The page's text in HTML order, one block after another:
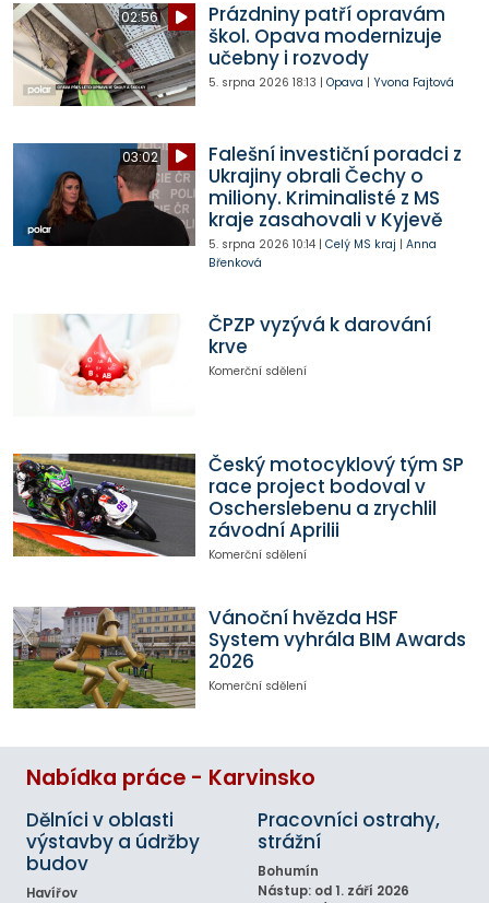
02:56
Prázdniny patří opravám
škol. Opava modernizuje
učebny i rozvody
5. srpna 2026 18:13 | Opava | Yvona Fajtová
03:02
Falešní investiční poradci z
Ukrajiny obrali Čechy o
miliony. Kriminalisté z MS
kraje zasahovali v Kyjevě
5. srpna 2026 10:14| Celý MS kraj | Anna
Břenková
ČPZP vyzývá k darování
krve
Komerční sdělení
Český motocyklový tým SP
race project bodoval v
Oscherslebenu a zrychlil
závodní Aprilii
Komerční sdělení
Vánoční hvězda HSF
System vyhrála BIM Awards
2026
Komerční sdělení
Nabídka práce - Karvinsko
Dělníci v oblasti
výstavby a údržby
budov
Havířov
Pracovníci ostrahy,
strážní
Bohumín
Nástup: od 1. září 2026